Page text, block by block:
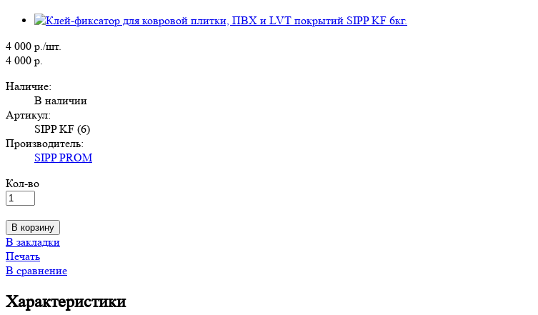
4 000 р./шт.
4 000 р.
Наличие:
В наличии
Артикул:
SIPP KF (6)
Производитель:
SIPP PROM
Кол-во
В корзину
В закладки
Печать
В сравнение
Характеристики